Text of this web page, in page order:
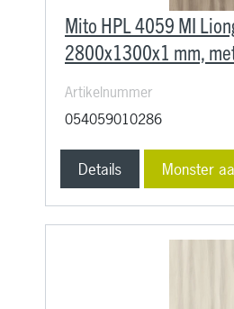
Mito HPL 4059 MI
2800x1300x1 mm,
Artikelnummer
054059010286
Details Monster